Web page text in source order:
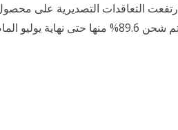
خلال الشهور الثمانية الأولى من العام الحالى، تم شحن